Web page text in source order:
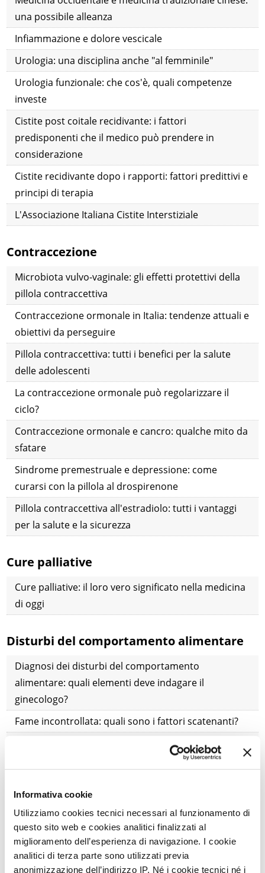
Informativa cookie
Utilizziamo cookies tecnici necessari al funzionamento di
questo sito web e cookies analitici finalizzati al
miglioramento dell’esperienza di navigazione. I cookie
analitici di terza parte sono utilizzati previa
anonimizzazione dell’indirizzo IP. Né i cookie tecnici né i
una possibile alleanza
Infiammazione e dolore vescicale
Urologia: una disciplina anche "al femminile"
Urologia funzionale: che cos'è, quali competenze
investe
Cistite post coitale recidivante: i fattori
predisponenti che il medico può prendere in
considerazione
Cistite recidivante dopo i rapporti: fattori predittivi e
principi di terapia
L'Associazione Italiana Cistite Interstiziale
Contraccezione
Microbiota vulvo-vaginale: gli effetti protettivi della
pillola contraccettiva
Contraccezione ormonale in Italia: tendenze attuali e
obiettivi da perseguire
Pillola contraccettiva: tutti i benefici per la salute
delle adolescenti
La contraccezione ormonale può regolarizzare il
ciclo?
Contraccezione ormonale e cancro: qualche mito da
sfatare
Sindrome premestruale e depressione: come
curarsi con la pillola al drospirenone
Pillola contraccettiva all'estradiolo: tutti i vantaggi
per la salute e la sicurezza
Cure palliative
Cure palliative: il loro vero significato nella medicina
di oggi
Disturbi del comportamento alimentare
Diagnosi dei disturbi del comportamento
alimentare: quali elementi deve indagare il
ginecologo?
Fame incontrollata: quali sono i fattori scatenanti?
Bulimia e rapporto con il proprio corpo: quali
correlazioni?
Disturbi del comportamento alimentare: quali sono
i segnali d'allarme?
Cerotto contraccettivo: la scelta più sicura in caso di